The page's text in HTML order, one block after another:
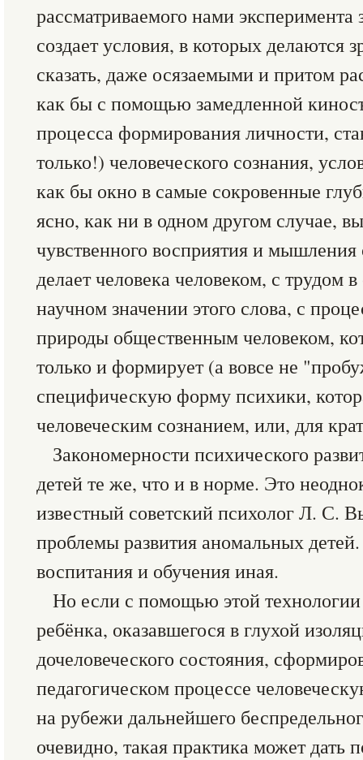
рассматриваемого нами эксперимента
создает условия, в которых делаются
сказать, даже осязаемыми и притом
как бы с помощью замедленной
процесса формирования личности,
только!) человеческого сознания,
как бы окно в самые сокровенные
ясно, как ни в одном другом случае,
чувственного восприятия и мышления
делает человека человеком, с трудом
научном значении этого слова, с
природы общественным человеком,
только и формирует (а вовсе не
специфическую форму психики,
человеческим сознанием, или, для
Закономерности психического
детей те же, что и в норме. Это
известный советский психолог Л. С.
проблемы развития аномальных
воспитания и обучения иная.
Но если с помощью этой технологии
ребёнка, оказавшегося в глухой
дочеловеческого состояния,
педагогическом процессе
на рубежи дальнейшего
очевидно, такая практика может дать